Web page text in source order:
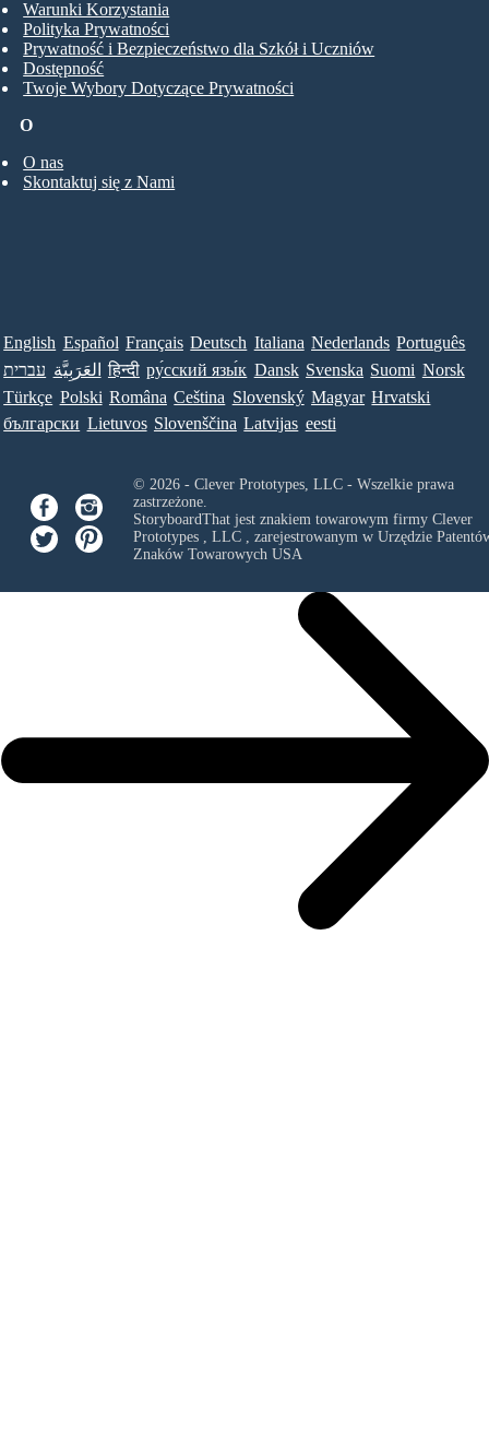
O
O nas
Skontaktuj się z Nami
Warunki Korzystania
Polityka Prywatności
Prywatność i Bezpieczeństwo dla Szkół i Uczniów
Dostępność
Twoje Wybory Dotyczące Prywatności
English Español Français Deutsch Italiana Nederlands Português
עברית العَرَبِيَّة हिन्दी ру́сский язы́к Dansk Svenska Suomi Norsk
Türkçe Polski Româna Ceština Slovenský Magyar Hrvatski
български Lietuvos Slovenščina Latvijas eesti
© 2026 - Clever Prototypes, LLC - Wszelkie prawa
zastrzeżone.
StoryboardThat jest znakiem towarowym firmy Clever
Prototypes , LLC, zarejestrowanym w Urzędzie
Znaków Towarowych USA